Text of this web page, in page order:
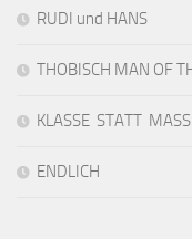
RUDI und HANS
THOBISCH MAN OF
KLASSE STATT
ENDLICH